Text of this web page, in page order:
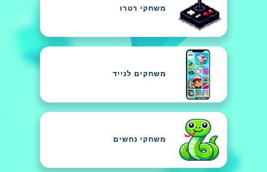
משחקי רטרו
משחקים לנייד
משחקי נחשים